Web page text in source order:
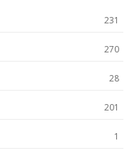
231
270
28
201
1